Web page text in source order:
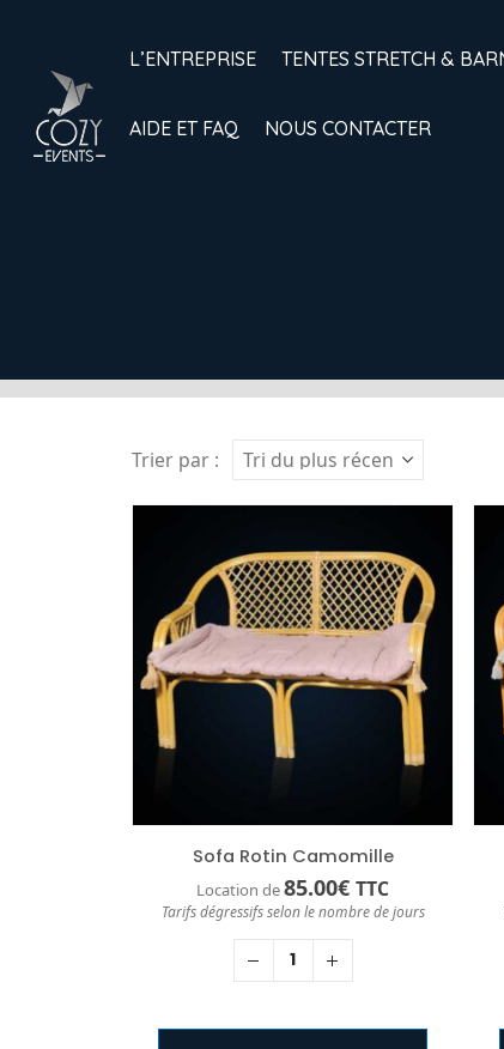
L’ENTREPRISE TENTES STRETCH &
AIDE ET FAQ NOUS CONTACTER
Trier par :
Sofa Rotin Camomille
Location de85.00€ TTC
Tarifs dégressifs selon le nombre de jours